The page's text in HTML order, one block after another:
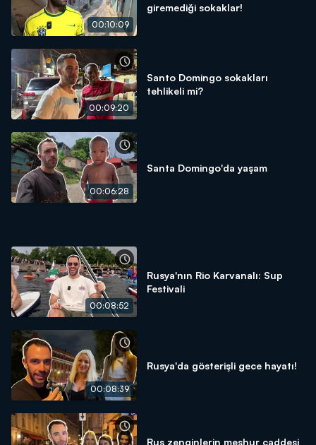
00:10:09
giremediği sokaklar!
00:09:20
Santo Domingo sokakları
tehlikeli mi?
00:06:28
Santa Domingo'da yaşam
00:08:52
Rusya'nın Rio Karvanalı: Sup
Festivali
00:08:39
Rusya'da gösterişli gece hayatı!
Rus zenginlerin meşhur caddesi